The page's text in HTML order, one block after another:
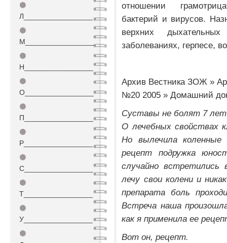
⚫
Л_________________
⚫
М_________________
⚫
Н_________________
⚫
О_________________
⚫
П_________________
⚫
Р_________________
⚫
С_________________
⚫
Т_________________
⚫
У_________________
⚫
отношении
бактерий и вирусов.
верхних
заболеваниях, герпесе,
Архив Вестника ЗОЖ »
№20 2005 » Домашний
Суставы не болят 7 лет
О лечебных свойствах
Но вылечила
рецепт подружка
случайно
лечу свои колени и
препарата боль
Встреча наша
как я применила ее
Вот он, рецепт.